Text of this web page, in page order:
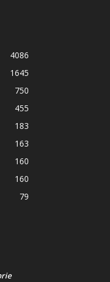
4086
1645
750
455
183
163
160
160
79